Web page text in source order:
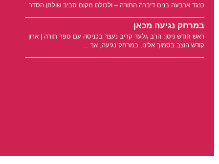
כנגד ארבעה בנים דיברה התורה – ולכולם מקום סביב שולחן הסדר
במרחק נגיעה מכאן
ראש חודש ניסן: הרב גלעד קריב נעצר בכניסה עם ספר תורה | ארון
קודש הוצב בסמוך אלינו, במרחק נגיעה, אך …Read more